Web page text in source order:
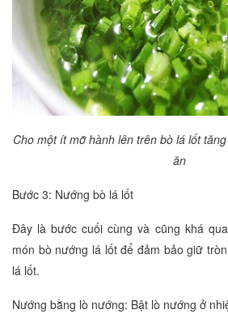
Cho một ít mỡ hành lên trên bò lá lốt
ăn
Bước 3: Nướng bò lá lốt
Đây là bước cuối cùng và cũng khá
món bò nướng lá lốt để đảm bảo giữ
lá lốt.
Nướng bằng lò nướng: Bật lò nướng ở